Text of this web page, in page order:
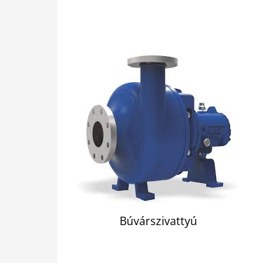
Búvárszivattyú